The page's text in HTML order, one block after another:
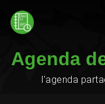
Agenda
l'agenda